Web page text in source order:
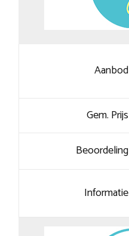
Aanbod
Gem. Prijs
Beoordeling
Informatie